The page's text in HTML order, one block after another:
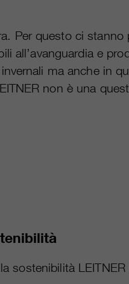
Per questo ci stanno
all’avanguardia e
ma anche in
non è una
sostenibilità